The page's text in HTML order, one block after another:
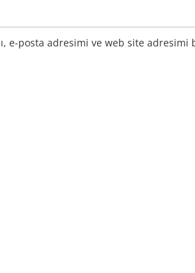
e-posta adresimi ve web site adresimi